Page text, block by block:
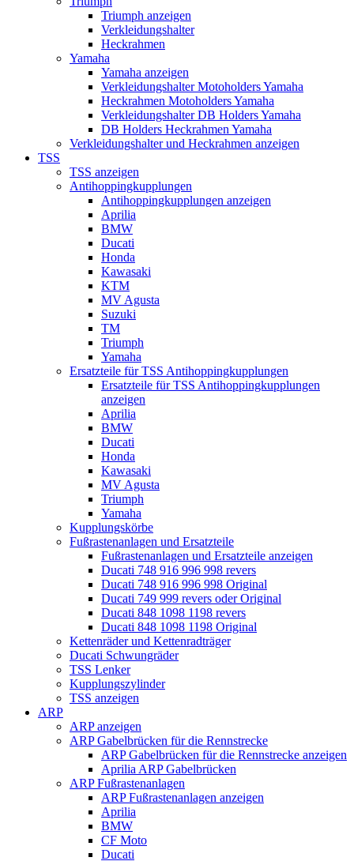
Triumph anzeigen
Verkleidungshalter
Heckrahmen
Yamaha
Yamaha anzeigen
Verkleidungshalter Motoholders Yamaha
Heckrahmen Motoholders Yamaha
Verkleidungshalter DB Holders Yamaha
DB Holders Heckrahmen Yamaha
Verkleidungshalter und Heckrahmen anzeigen
TSS
TSS anzeigen
Antihoppingkupplungen
Antihoppingkupplungen anzeigen
Aprilia
BMW
Ducati
Honda
Kawasaki
KTM
MV Agusta
Suzuki
TM
Triumph
Yamaha
Ersatzteile für TSS Antihoppingkupplungen
Ersatzteile für TSS Antihoppingkupplungen
anzeigen
Aprilia
BMW
Ducati
Honda
Kawasaki
MV Agusta
Triumph
Yamaha
Kupplungskörbe
Fußrastenanlagen und Ersatzteile
Fußrastenanlagen und Ersatzteile anzeigen
Ducati 748 916 996 998 revers
Ducati 748 916 996 998 Original
Ducati 749 999 revers oder Original
Ducati 848 1098 1198 revers
Ducati 848 1098 1198 Original
Kettenräder und Kettenradträger
Ducati Schwungräder
TSS Lenker
Kupplungszylinder
TSS anzeigen
ARP
ARP anzeigen
ARP Gabelbrücken für die Rennstrecke
ARP Gabelbrücken für die Rennstrecke anzeigen
Aprilia ARP Gabelbrücken
ARP Fußrastenanlagen
ARP Fußrastenanlagen anzeigen
Aprilia
BMW
CF Moto
Ducati